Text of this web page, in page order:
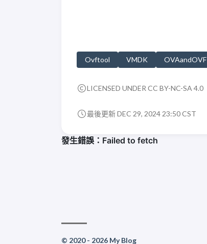
Ovftool VMDK OVAandOVF
LICENSED UNDER CC BY-NC-SA 4.0
最後更新 DEC 29, 2024 23:50 CST
© 2020 - 2026 My Blog